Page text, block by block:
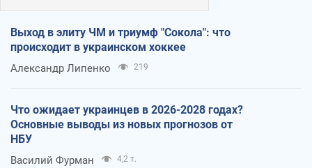
Выход в элиту ЧМ и триумф "Сокола": что
происходит в украинском хоккее
Александр Липенко 219
Что ожидает украинцев в 2026-2028 годах?
Основные выводы из новых прогнозов от
НБУ
Василий Фурман 4,2 т.